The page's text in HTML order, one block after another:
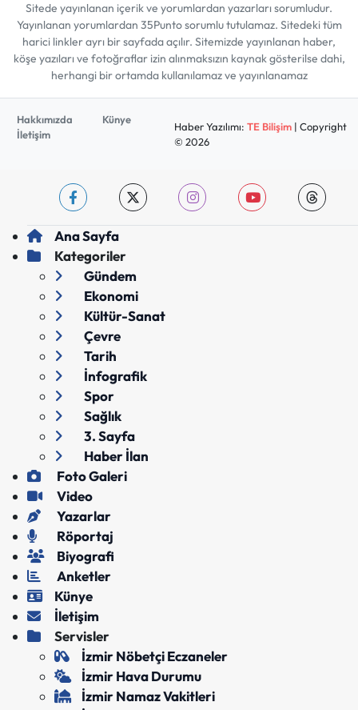
Sitede yayınlanan içerik ve yorumlardan yazarları sorumludur.
Yayınlanan yorumlardan 35Punto sorumlu tutulamaz. Sitedeki tüm
harici linkler ayrı bir sayfada açılır. Sitemizde yayınlanan haber,
köşe yazıları ve fotoğraflar izin alınmaksızın kaynak gösterilse dahi,
herhangi bir ortamda kullanılamaz ve yayınlanamaz
Hakkımızda
Künye
İletişim
Haber Yazılımı: TE Bilişim| Copyright
© 2026
Ana Sayfa
Kategoriler
Gündem
Ekonomi
Kültür-Sanat
Çevre
Tarih
İnfografik
Spor
Sağlık
3. Sayfa
Haber İlan
Foto Galeri
Video
Yazarlar
Röportaj
Biyografi
Anketler
Künye
İletişim
Servisler
İzmir Nöbetçi Eczaneler
İzmir Hava Durumu
İzmir Namaz Vakitleri